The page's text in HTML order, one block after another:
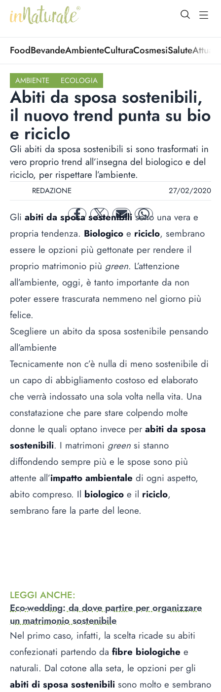
open
FoodBevandeAmbienteCulturaCosmesiSalute
AMBIENTE ECOLOGIA
Abiti da sposa sostenibili,
il nuovo trend punta su bio
e riciclo
Gli abiti da sposa sostenibili si sono trasformati in
vero proprio trend all’insegna del biologico e del
riciclo, per rispettare l’ambiente.
REDAZIONE 27/02/2020
facebooktwitter mail whatsapp
Gli abiti da sposa sostenibilisono una vera e
propria tendenza. Biologico e riciclo, sembrano
essere le opzioni più gettonate per rendere il
proprio matrimonio più green. L’attenzione
all’ambiente, oggi, è tanto importante da non
poter essere trascurata nemmeno nel giorno più
felice.
Scegliere un abito da sposa sostenibile pensando
all’ambiente
Tecnicamente non c’è nulla di meno sostenibile di
un capo di abbigliamento costoso ed elaborato
che verrà indossato una sola volta nella vita. Una
constatazione che pare stare colpendo molte
donne le quali optano invece per abiti da sposa
sostenibili. I matrimoni green si stanno
diffondendo sempre più e le spose sono più
attente all’impatto ambientale di ogni aspetto,
abito compreso. Il biologico e il riciclo,
sembrano fare la parte del leone.
LEGGI ANCHE:
Eco-wedding: da dove partire per organizzare
un matrimonio sostenibile
Nel primo caso, infatti, la scelta ricade su abiti
confezionati partendo da fibre biologiche e
naturali. Dal cotone alla seta, le opzioni per gli
abiti di sposa sostenibili sono molto e sembrano